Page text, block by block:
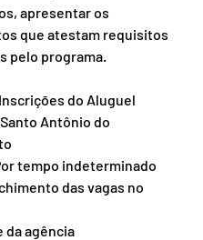
apresentar os
que atestam requisitos
pelo programa.
do Aluguel
Antônio do
tempo indeterminado
das vagas no
da agência